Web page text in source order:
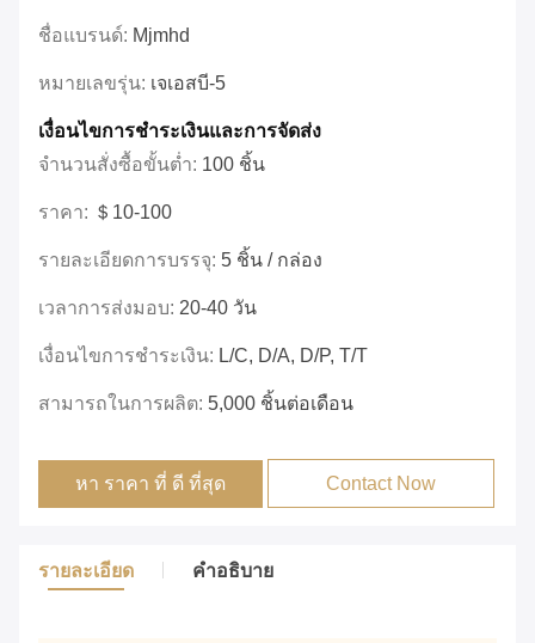
ชื่อแบรนด์: Mjmhd
หมายเลขรุ่น: เจเอสบี-5
เงื่อนไขการชําระเงินและการจัดส่ง
จำนวนสั่งซื้อขั้นต่ำ: 100 ชิ้น
ราคา: ＄10-100
รายละเอียดการบรรจุ: 5 ชิ้น / กล่อง
เวลาการส่งมอบ: 20-40 วัน
เงื่อนไขการชำระเงิน: L/C, D/A, D/P, T/T
สามารถในการผลิต: 5,000 ชิ้นต่อเดือน
หา ราคา ที่ ดี ที่สุด Contact Now
รายละเอียด คําอธิบาย